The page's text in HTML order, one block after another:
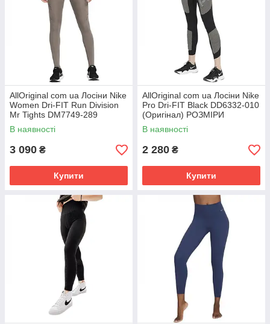
AllOriginal com ua Лосіни Nike
Women Dri-FIT Run Division
Mr Tights DM7749-289
(Оригінал) РОЗМІРИ
ЗАПИТУЙТЕ
В наявності
3 090 ₴
Купити
AllOriginal com ua Лосіни Nike
Pro Dri-FIT Black DD6332-010
(Оригінал) РОЗМІРИ
ЗАПИТУЙТЕ
В наявності
2 280 ₴
Купити